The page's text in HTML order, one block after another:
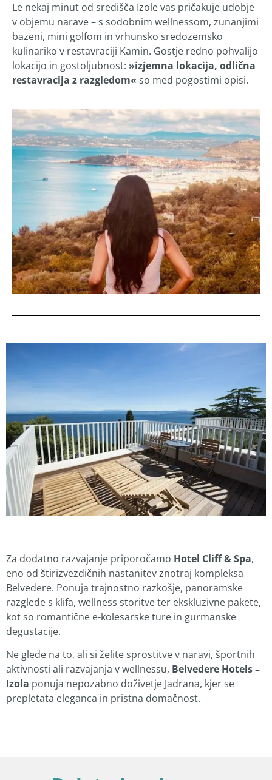
Le nekaj minut od središča Izole vas pričakuje udobje
v objemu narave – s sodobnim wellnessom, zunanjimi
bazeni, mini golfom in vrhunsko sredozemsko
kulinariko v restavraciji Kamin. Gostje redno pohvalijo
lokacijo in gostoljubnost: »izjemna lokacija, odlična
restavracija z razgledom« so med pogostimi opisi.
Za dodatno razvajanje priporočamo Hotel Cliff & Spa,
eno od štirizvezdičnih nastanitev znotraj kompleksa
Belvedere. Ponuja trajnostno razkošje, panoramske
razglede s klifa, wellness storitve ter ekskluzivne pakete,
kot so romantične e-kolesarske ture in gurmanske
degustacije.
Ne glede na to, ali si želite sprostitve v naravi, športnih
aktivnosti ali razvajanja v wellnessu, Belvedere Hotels –
Izola ponuja nepozabno doživetje Jadrana, kjer se
prepletata eleganca in pristna domačnost.